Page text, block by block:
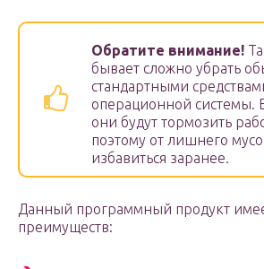
Обратите внимание!
бывает сложно убрать
стандартными
операционной системы.
они будут тормозить
поэтому от лишнего
избавиться заранее.
Данный программный продукт
преимуществ: